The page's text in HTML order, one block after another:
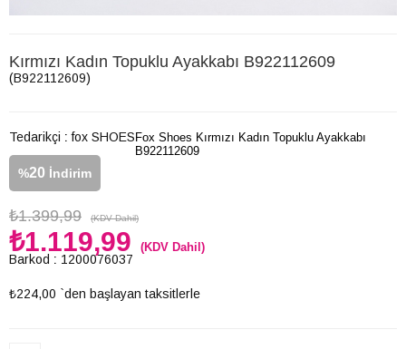
Kırmızı Kadın Topuklu Ayakkabı B922112609
(B922112609)
Tedarikçi : fox SHOES
%20 İndirim
₺1.399,99 (KDV Dahil)
₺1.119,99 (KDV Dahil)
Barkod : 1200076037
₺224,00 `den başlayan taksitlerle
Fox Shoes Kırmızı Kadın Topuklu Ayakkabı
B922112609